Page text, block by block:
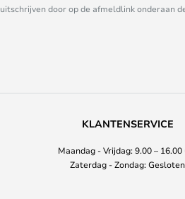
uitschrijven door op de afmeldlink onderaan
KLANTENSERVICE
Maandag - Vrijdag: 9.00 – 16.00
Zaterdag - Zondag: Gesloten